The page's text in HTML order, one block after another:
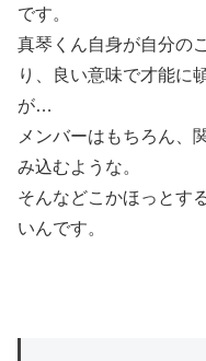
です。
真琴くん自身が自分の
り、良い意味で才能に
が…
メンバーはもちろん、
み込むような。
そんなどこかほっとす
いんです。